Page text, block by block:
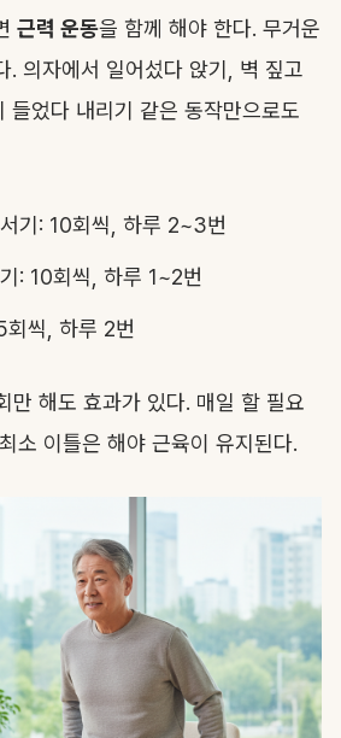
근력 운동을 함께 해야 한다. 무거운
. 의자에서 일어섰다 앉기, 벽 짚고
들었다 내리기 같은 동작만으로도
기: 10회씩, 하루 2~3번
: 10회씩, 하루 1~2번
회씩, 하루 2번
만 해도 효과가 있다. 매일 할 필요
소 이틀은 해야 근육이 유지된다.